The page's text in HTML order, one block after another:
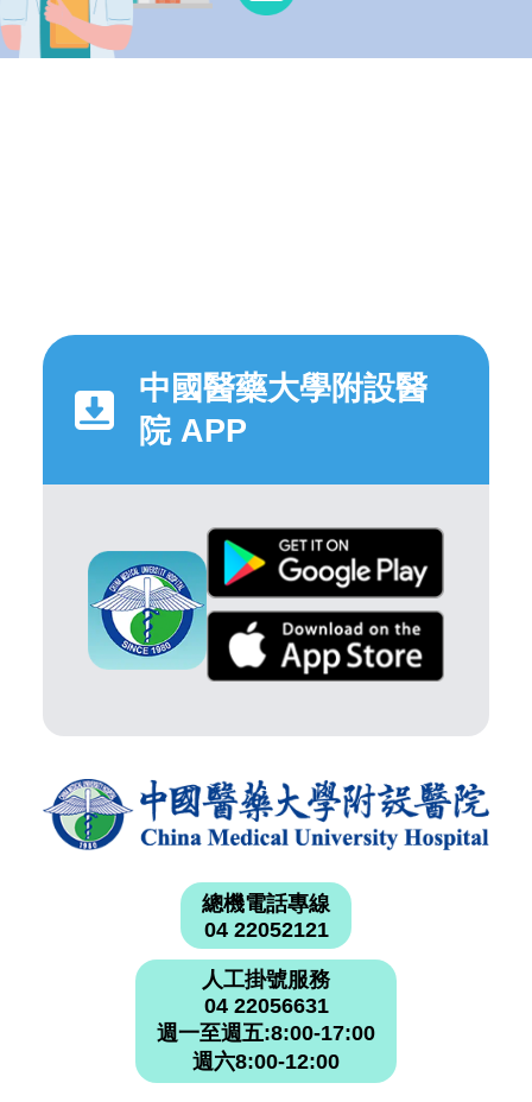
中國醫藥大學附設醫
院 APP
總機電話專線
04 22052121
人工掛號服務
04 22056631
週一至週五:8:00-17:00
週六8:00-12:00